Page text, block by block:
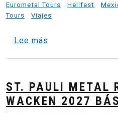
Eurometal Tours
Hellfest
Tours
Viajes
Lee más
ST. PAULI METAL
WACKEN 2027